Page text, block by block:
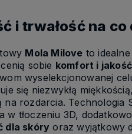
i trwałość na co
Mola Milove to
sobie komfort i jakość
wyselekcjonowanej
się niezwykłą
na rozdarcia. Technologia
w tłoczeniu 3D,
dla skóry oraz wyjątkowy